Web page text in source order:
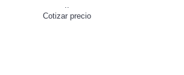
..
Cotizar precio